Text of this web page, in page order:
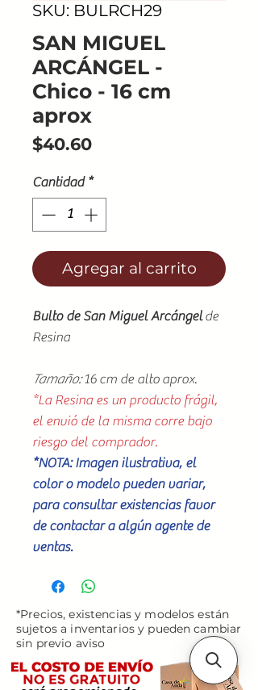
SKU: BULRCH29
SAN MIGUEL
ARCÁNGEL -
Chico - 16 cm
aprox
$40.60Precio
Cantidad *
Agregar al carrito
Bulto de San Miguel Arcángelde
Resina
Tamaño:16 cm de alto aprox.
*La Resina es un producto frágil,
el envió de la misma corre bajo
riesgo del comprador.
*NOTA: Imagen ilustrativa, el
color o modelo pueden variar,
para consultar existencias favor
de contactar a algún agente de
ventas.
*Precios, existencias y modelos están
sujetos a inventarios y pueden cambiar
sin previo aviso